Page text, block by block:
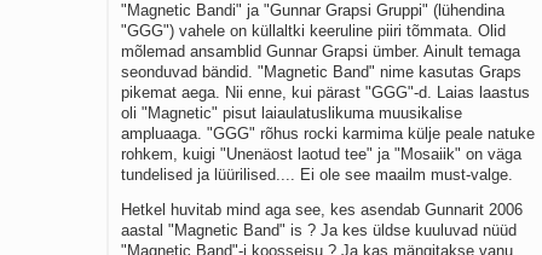
Luigelaul
Nii vaikseks kõik on jäänud
Mis saab sellest loomusevalust
Ei mullast
Avanemine
Üleminek
Laul teost
Põhi, lõuna, ida, lääs
Elupõline kaja
Omaette
"Magnetic Bandi" ja "Gunnar Grapsi Gruppi" (lühendina
"GGG") vahele on küllaltki keeruline piiri tõmmata. Olid
mõlemad ansamblid Gunnar Grapsi ümber. Ainult temaga
seonduvad bändid. "Magnetic Band" nime kasutas Graps
pikemat aega. Nii enne, kui pärast "GGG"-d. Laias laastus
oli "Magnetic" pisut laiaulatuslikuma muusikalise
ampluaaga. "GGG" rõhus rocki karmima külje peale natuke
rohkem, kuigi "Unenäost laotud tee" ja "Mosaiik" on väga
tundelised ja lüürilised.... Ei ole see maailm must-valge.
Hetkel huvitab mind aga see, kes asendab Gunnarit 2006
aastal "Magnetic Band" is ? Ja kes üldse kuuluvad nüüd
"Magnetic Band"-i koosseisu ? Ja kas mängitakse vanu